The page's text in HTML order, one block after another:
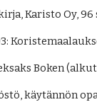
Karisto Oy, 96
Boken
käytännön